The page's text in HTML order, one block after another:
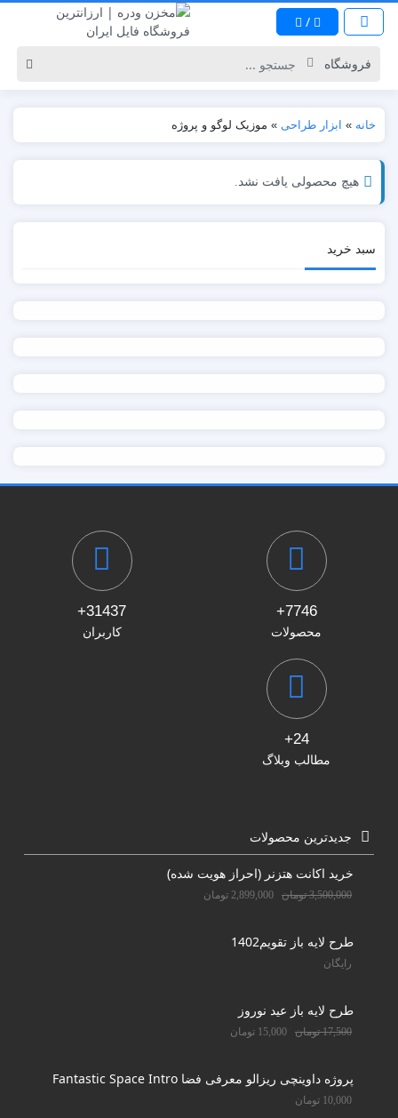
/
خانه » ابزار طراحی » موزیک لوگو و پروژه
هیچ محصولی یافت نشد.
سبد خرید
7746+
محصولات
31437+
کاربران
24+
مطالب وبلاگ
جدیدترین محصولات
خرید اکانت هتزنر (احراز هویت شده)
3,500,000 تومان 2,899,000 تومان
طرح لایه باز تقویم1402
رایگان
طرح لایه باز عید نوروز
17,500 تومان 15,000 تومان
پروژه داوینچی ریزالو معرفی فضا Fantastic Space Intro
10,000 تومان